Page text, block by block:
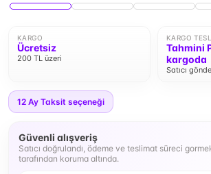
KARGO
Ücretsiz
200 TL üzeri
KARGO
Tahmini
kargoda
Satıcı
12 Ay Taksit seçeneği
Güvenli alışveriş
Satıcı doğrulandı, ödeme ve teslimat süreci
tarafından koruma altında.